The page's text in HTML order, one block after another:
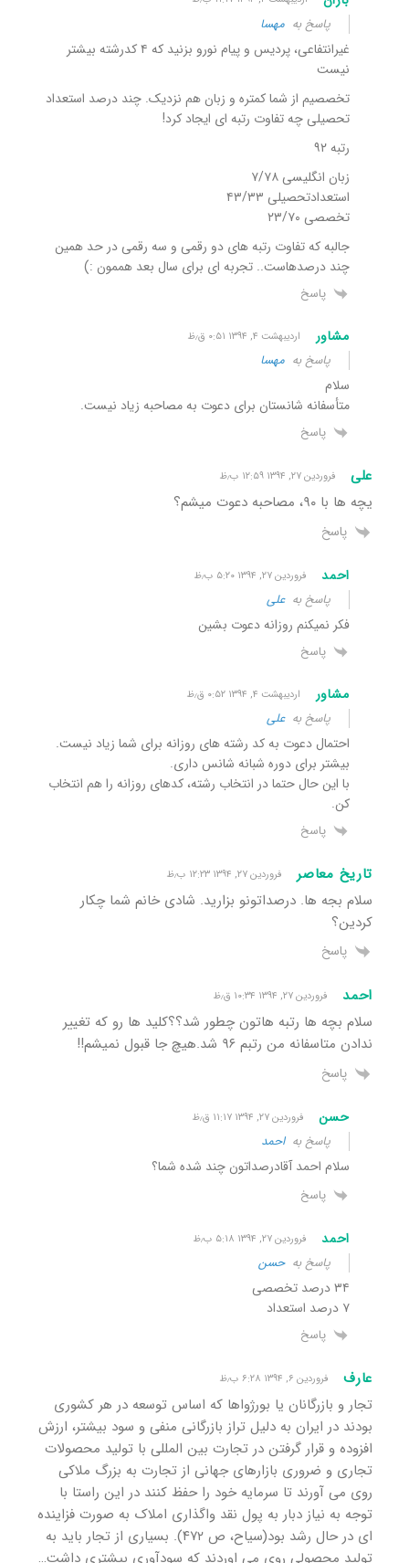
پاسخ به مهسا
غیرانتفاعی، پردیس و پیام نورو بزنید که ۴ کدرشته بیشتر
نیست
تخصصیم از شما کمتره و زبان هم نزدیک. چند درصد استعداد
تحصیلی چه تفاوت رتبه ای ایجاد کرد!
رتبه ۹۲
زبان انگلیسی ۷/۷۸
استعدادتحصیلی ۴۳/۳۳
تخصصی ۲۳/۷۰
جالبه که تفاوت رتبه های دو رقمی و سه رقمی در حد همین
چند درصدهاست.. تجربه ای برای سال بعد هممون :)
پاسخ
مشاور اردیبهشت ۴, ۱۳۹۴ ۰:۵۱ ق٫ظ
پاسخ به مهسا
سلام
متأسفانه شانستان برای دعوت به مصاحبه زیاد نیست.
پاسخ
علی فروردین ۲۷, ۱۳۹۴ ۱۲:۵۹ ب٫ظ
یچه ها با ۹۰، مصاحبه دعوت میشم؟
پاسخ
احمد فروردین ۲۷, ۱۳۹۴ ۵:۲۰ ب٫ظ
پاسخ بهعلی
فکر نمیکنم روزانه دعوت بشین
پاسخ
مشاور اردیبهشت ۴, ۱۳۹۴ ۰:۵۲ ق٫ظ
پاسخ بهعلی
احتمال دعوت به کد رشته های روزانه برای شما زیاد نیست.
بیشتر برای دوره شبانه شانس داری.
با این حال حتما در انتخاب رشته، کدهای روزانه را هم انتخاب
کن.
پاسخ
تاریخ معاصر فروردین ۲۷, ۱۳۹۴ ۱۲:۲۳ ب٫ظ
سلام بجه ها. درصداتونو بزارید. شادی خانم شما چکار
کردین؟
پاسخ
احمد فروردین ۲۷, ۱۳۹۴ ۱۰:۳۴ ق٫ظ
سلام بچه ها رتبه هاتون چطور شد؟؟کلید ها رو که تغییر
ندادن متاسفانه من رتبم ۹۶ شد.هیچ جا قبول نمیشم!!
پاسخ
حسن فروردین ۲۷, ۱۳۹۴ ۱۱:۱۷ ق٫ظ
پاسخ بهاحمد
سلام احمد آقادرصداتون چند شده شما؟
پاسخ
احمد فروردین ۲۷, ۱۳۹۴ ۵:۱۸ ب٫ظ
پاسخ بهحسن
۳۴ درصد تخصصی
۷ درصد استعداد
پاسخ
عارف فروردین ۶, ۱۳۹۴ ۶:۲۸ ب٫ظ
تجار و بازرگانان یا بورژواها که اساس توسعه در هر کشوری
بودند در ایران به دلیل تراز بازرگانی منفی و سود بیشتر، ارزش
افزوده و قرار گرفتن در تجارت بین المللی با تولید محصولات
تجاری و ضروری بازارهای جهانی از تجارت به بزرگ ملاکی
روی می آورند تا سرمایه خود را حفظ کنند در این راستا با
توجه به نیاز دبار به پول نقد واگذاری املاک به صورت فزاینده
ای در حال رشد بود(سیاح، ص ۴۷۲). بسیاری از تجار باید به